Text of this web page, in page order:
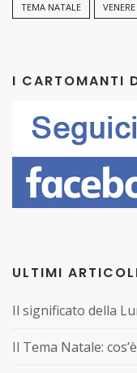
TEMA NATALE VENERE
I CARTOMANTI
ULTIMI
Il significato della
Il Tema Natale: